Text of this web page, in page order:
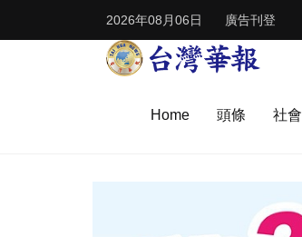
2026年08月06日 廣告刊登
Home 頭條 社會